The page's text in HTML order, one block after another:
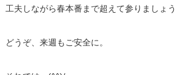
工夫しながら春本番まで超えて参りましょう
どうぞ、来週もご安全に。